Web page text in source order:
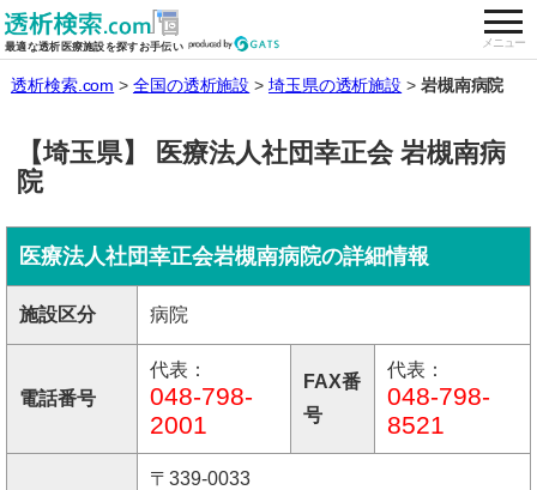
最適な透析医療施設を探すお手伝い メニュー
全国の透析施設を検索する
透析検索.com 全国の透析施設 埼玉県の透析施設 岩槻南病院
【埼玉県】 医療法人社団幸正会 岩槻南病
院
医療法人社団幸正会岩槻南病院の詳細情報
施設区分 病院
電話番号
代表：
048-798-
2001
FAX番
号
代表：
048-798-
8521
〒339-0033